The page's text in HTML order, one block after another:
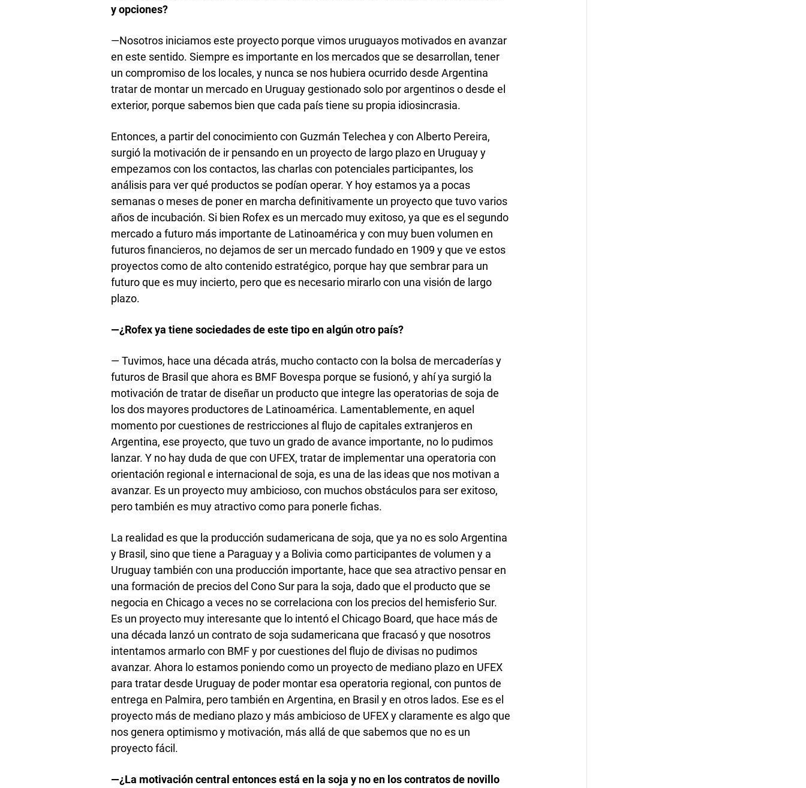
y opciones?
—Nosotros iniciamos este proyecto porque vimos uruguayos motivados en avanzar
en este sentido. Siempre es importante en los mercados que se desarrollan, tener
un compromiso de los locales, y nunca se nos hubiera ocurrido desde Argentina
tratar de montar un mercado en Uruguay gestionado solo por argentinos o desde el
exterior, porque sabemos bien que cada país tiene su propia idiosincrasia.
Entonces, a partir del conocimiento con Guzmán Telechea y con Alberto Pereira,
surgió la motivación de ir pensando en un proyecto de largo plazo en Uruguay y
empezamos con los contactos, las charlas con potenciales participantes, los
análisis para ver qué productos se podían operar. Y hoy estamos ya a pocas
semanas o meses de poner en marcha definitivamente un proyecto que tuvo varios
años de incubación. Si bien Rofex es un mercado muy exitoso, ya que es el segundo
mercado a futuro más importante de Latinoamérica y con muy buen volumen en
futuros financieros, no dejamos de ser un mercado fundado en 1909 y que ve estos
proyectos como de alto contenido estratégico, porque hay que sembrar para un
futuro que es muy incierto, pero que es necesario mirarlo con una visión de largo
plazo.
—¿Rofex ya tiene sociedades de este tipo en algún otro país?
— Tuvimos, hace una década atrás, mucho contacto con la bolsa de mercaderías y
futuros de Brasil que ahora es BMF Bovespa porque se fusionó, y ahí ya surgió la
motivación de tratar de diseñar un producto que integre las operatorias de soja de
los dos mayores productores de Latinoamérica. Lamentablemente, en aquel
momento por cuestiones de restricciones al flujo de capitales extranjeros en
Argentina, ese proyecto, que tuvo un grado de avance importante, no lo pudimos
lanzar. Y no hay duda de que con UFEX, tratar de implementar una operatoria con
orientación regional e internacional de soja, es una de las ideas que nos motivan a
avanzar. Es un proyecto muy ambicioso, con muchos obstáculos para ser exitoso,
pero también es muy atractivo como para ponerle fichas.
La realidad es que la producción sudamericana de soja, que ya no es solo Argentina
y Brasil, sino que tiene a Paraguay y a Bolivia como participantes de volumen y a
Uruguay también con una producción importante, hace que sea atractivo pensar en
una formación de precios del Cono Sur para la soja, dado que el producto que se
negocia en Chicago a veces no se correlaciona con los precios del hemisferio Sur.
Es un proyecto muy interesante que lo intentó el Chicago Board, que hace más de
una década lanzó un contrato de soja sudamericana que fracasó y que nosotros
intentamos armarlo con BMF y por cuestiones del flujo de divisas no pudimos
avanzar. Ahora lo estamos poniendo como un proyecto de mediano plazo en UFEX
para tratar desde Uruguay de poder montar esa operatoria regional, con puntos de
entrega en Palmira, pero también en Argentina, en Brasil y en otros lados. Ese es el
proyecto más de mediano plazo y más ambicioso de UFEX y claramente es algo que
nos genera optimismo y motivación, más allá de que sabemos que no es un
proyecto fácil.
—¿La motivación central entonces está en la soja y no en los contratos de novillo